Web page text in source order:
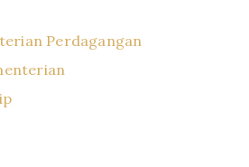
Perdagangan